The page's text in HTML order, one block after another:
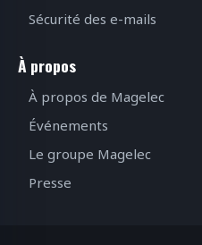
Sécurité des e-mails
À propos
À propos de Magelec
Événements
Le groupe Magelec
Presse